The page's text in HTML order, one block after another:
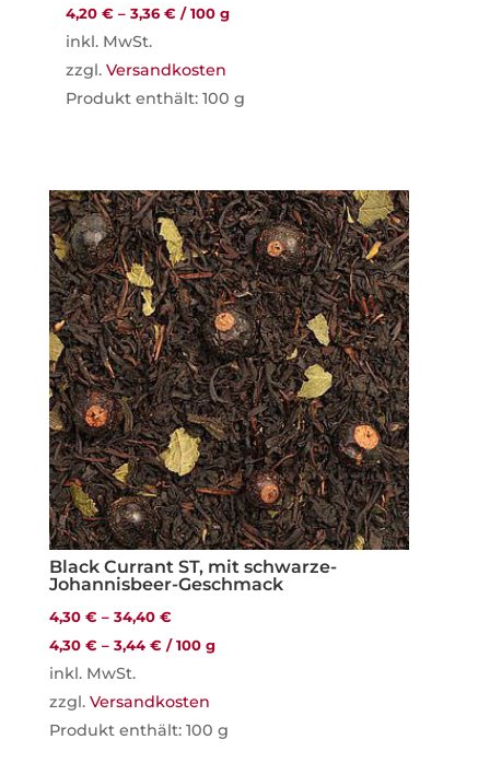
4,20 €– 3,36 €/100 g
inkl. MwSt.
zzgl. Versandkosten
Produkt enthält: 100 g
Black Currant ST, mit schwarze-
Johannisbeer-Geschmack
4,30€ –34,40€
4,30€ –3,44€ /100 g
inkl. MwSt.
zzgl.Versandkosten
Produkt enthält: 100g